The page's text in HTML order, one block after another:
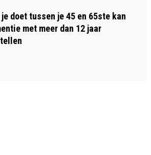
je doet tussen je 45 en 65ste kan
met meer dan 12 jaar